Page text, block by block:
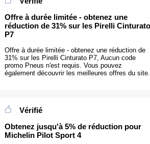
Offre à durée limitée - obtenez une
réduction de 31% sur les Pirelli Cinturato
P7
Offre à durée limitée - obtenez une réduction de
31% sur les Pirelli Cinturato P7, Aucun code
promo Pneus n'est requis. Vous pouvez
également découvrir les meilleures offres du site.
Vérifié
Obtenez jusqu'à 5% de réduction pour
Michelin Pilot Sport 4